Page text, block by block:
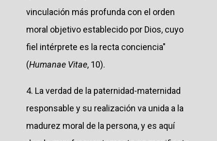
vinculación más profunda con el orden
moral objetivo establecido por Dios, cuyo
fiel intérprete es la recta conciencia"
(Humanae Vitae, 10).
4. La verdad de la paternidad-maternidad
responsable y su realización va unida a la
madurez moral de la persona, y es aquí